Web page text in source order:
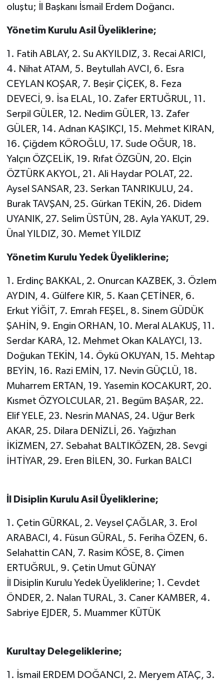
oluştu; İl Başkanı İsmail Erdem Doğancı.
Yönetim Kurulu Asil Üyeliklerine;
1. Fatih ABLAY, 2. Su AKYILDIZ, 3. Recai ARICI,
4. Nihat ATAM, 5. Beytullah AVCI, 6. Esra
CEYLAN KOŞAR, 7. Beşir ÇİÇEK, 8. Feza
DEVECİ, 9. İsa ELAL, 10. Zafer ERTUĞRUL, 11.
Serpil GÜLER, 12. Nedim GÜLER, 13. Zafer
GÜLER, 14. Adnan KAŞIKÇI, 15. Mehmet KIRAN,
16. Çiğdem KÖROĞLU, 17. Sude OĞUR, 18.
Yalçın ÖZÇELİK, 19. Rıfat ÖZGÜN, 20. Elçin
ÖZTÜRK AKYOL, 21. Ali Haydar POLAT, 22.
Aysel SANSAR, 23. Serkan TANRIKULU, 24.
Burak TAVŞAN, 25. Gürkan TEKİN, 26. Didem
UYANIK, 27. Selim ÜSTÜN, 28. Ayla YAKUT, 29.
Ünal YILDIZ, 30. Memet YILDIZ
Yönetim Kurulu Yedek Üyeliklerine;
1. Erdinç BAKKAL, 2. Onurcan KAZBEK, 3. Özlem
AYDIN, 4. Gülfere KIR, 5. Kaan ÇETİNER, 6.
Erkut YİĞİT, 7. Emrah FEŞEL, 8. Sinem GÜDÜK
ŞAHİN, 9. Engin ORHAN, 10. Meral ALAKUŞ, 11.
Serdar KARA, 12. Mehmet Okan KALAYCI, 13.
Doğukan TEKİN, 14. Öykü OKUYAN, 15. Mehtap
BEYİN, 16. Razi EMİN, 17. Nevin GÜÇLÜ, 18.
Muharrem ERTAN, 19. Yasemin KOCAKURT, 20.
Kısmet ÖZYOLCULAR, 21. Begüm BAŞAR, 22.
Elif YELE, 23. Nesrin MANAS, 24. Uğur Berk
AKAR, 25. Dilara DENİZLİ, 26. Yağızhan
İKİZMEN, 27. Sebahat BALTIKÖZEN, 28. Sevgi
İHTİYAR, 29. Eren BİLEN, 30. Furkan BALCI
İl Disiplin Kurulu Asil Üyeliklerine;
1. Çetin GÜRKAL, 2. Veysel ÇAĞLAR, 3. Erol
ARABACI, 4. Füsun GÜRAL, 5. Feriha ÖZEN, 6.
Selahattin CAN, 7. Rasim KÖSE, 8. Çimen
ERTUĞRUL, 9. Çetin Umut GÜNAY
İl Disiplin Kurulu Yedek Üyeliklerine; 1. Cevdet
ÖNDER, 2. Nalan TURAL, 3. Caner KAMBER, 4.
Sabriye EJDER, 5. Muammer KÜTÜK
Kurultay Delegeliklerine;
1. İsmail ERDEM DOĞANCI, 2. Meryem ATAÇ, 3.